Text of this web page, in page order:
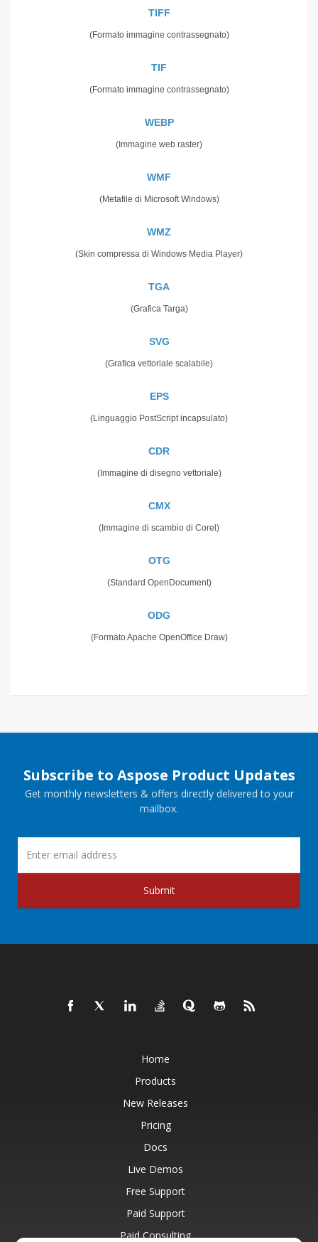
TIFF
(Formato immagine contrassegnato)
TIF
(Formato immagine contrassegnato)
WEBP
(Immagine web raster)
WMF
(Metafile di Microsoft Windows)
WMZ
(Skin compressa di Windows Media Player)
TGA
(Grafica Targa)
SVG
(Grafica vettoriale scalabile)
EPS
(Linguaggio PostScript incapsulato)
CDR
(Immagine di disegno vettoriale)
CMX
(Immagine di scambio di Corel)
OTG
(Standard OpenDocument)
ODG
(Formato Apache OpenOffice Draw)
Subscribe to Aspose Product Updates
Get monthly newsletters & offers directly delivered to your
mailbox.
Submit
Home
Products
New Releases
Pricing
Docs
Live Demos
Free Support
Paid Support
Paid Consulting